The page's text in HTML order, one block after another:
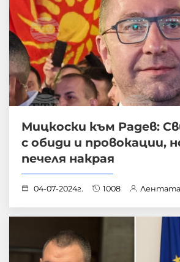
Мицкоски към Радев:
с обиди и провокации,
печеля накрая
04-07-2024г. 1008 Лентата